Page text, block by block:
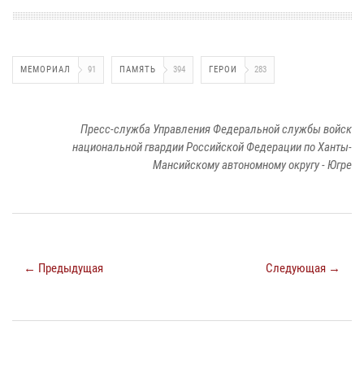
МЕМОРИАЛ 91 ПАМЯТЬ 394 ГЕРОИ 283
Пресс-служба Управления Федеральной службы войск
национальной гвардии Российской Федерации по Ханты-
Мансийскому автономному округу - Югре
← Предыдущая Следующая →